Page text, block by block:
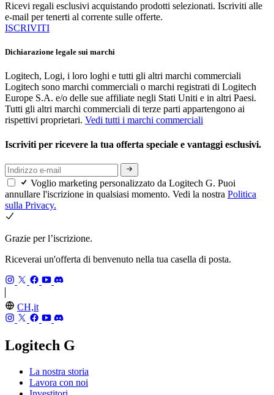
Ricevi regali esclusivi acquistando prodotti selezionati. Iscriviti alle
e-mail per tenerti al corrente sulle offerte.
ISCRIVITI
Dichiarazione legale sui marchi
Logitech, Logi, i loro loghi e tutti gli altri marchi commerciali
Logitech sono marchi commerciali o marchi registrati di Logitech
Europe S.A. e/o delle sue affiliate negli Stati Uniti e in altri Paesi.
Tutti gli altri marchi commerciali di terze parti appartengono ai
rispettivi proprietari. Vedi tutti i marchi commerciali
Iscriviti per ricevere la tua offerta speciale e vantaggi esclusivi.
Voglio marketing personalizzato da Logitech G. Puoi
annullare l'iscrizione in qualsiasi momento. Vedi la nostra Politica
sulla Privacy.
Grazie per l’iscrizione.
Riceverai un'offerta di benvenuto nella tua casella di posta.
CH,it
Logitech G
La nostra storia
Lavora con noi